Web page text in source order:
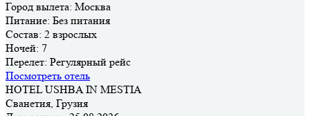
Город вылета: Москва
Питание: Без питания
Состав: 2 взрослых
Ночей: 7
Перелет: Регулярный рейс
Посмотреть отель
HOTEL USHBA IN MESTIA
Сванетия, Грузия